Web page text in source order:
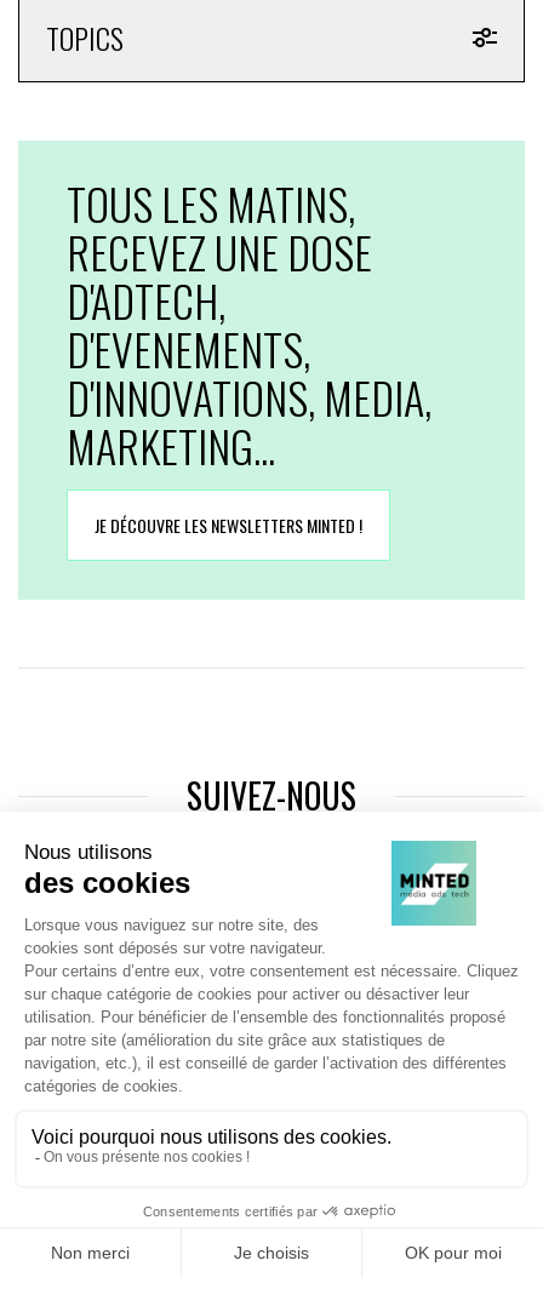
TOPICS
TOUS LES MATINS,
RECEVEZ UNE DOSE
D'ADTECH,
D'EVENEMENTS,
D'INNOVATIONS, MEDIA,
MARKETING...
JE DÉCOUVRE LES NEWSLETTERS MINTED !
SUIVEZ-NOUS
Agence web:Novius